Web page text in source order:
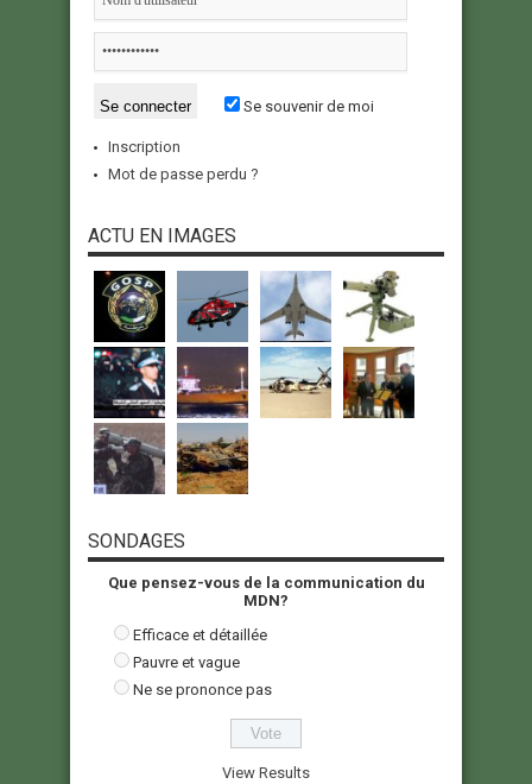
Se souvenir de moi
Inscription
Mot de passe perdu ?
ACTU EN IMAGES
SONDAGES
Que pensez-vous de la communication du
MDN?
Efficace et détaillée
Pauvre et vague
Ne se prononce pas
View Results